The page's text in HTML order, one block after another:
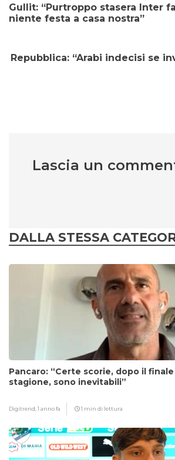
Gullit: “Purtroppo stasera Inter
niente festa a casa nostra”
Repubblica: “Arabi indecisi se
Lascia un
DALLA STESSA
Pancaro: “Certe scorie, dopo il
stagione, sono inevitabili”
Digitrend,1 anno fa 1 min di lettura